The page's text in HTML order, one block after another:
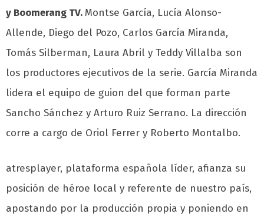
y Boomerang TV. Montse García, Lucía Alonso-
Allende, Diego del Pozo, Carlos García Miranda,
Tomás Silberman, Laura Abril y Teddy Villalba son
los productores ejecutivos de la serie. García Miranda
lidera el equipo de guion del que forman parte
Sancho Sánchez y Arturo Ruiz Serrano. La dirección
corre a cargo de Oriol Ferrer y Roberto Montalbo.
atresplayer, plataforma española líder, afianza su
posición de héroe local y referente de nuestro país,
apostando por la producción propia y poniendo en